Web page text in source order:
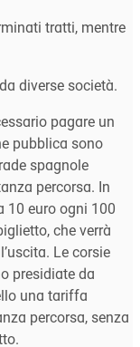
tratti, mentre
diverse società.
pagare un
pubblica sono
spagnole
percorsa. In
10 euro ogni 100
che verrà
Le corsie
presidiate da
una tariffa
percorsa, senza